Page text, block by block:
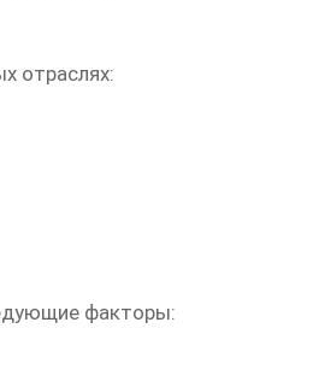
отраслях:
факторы: